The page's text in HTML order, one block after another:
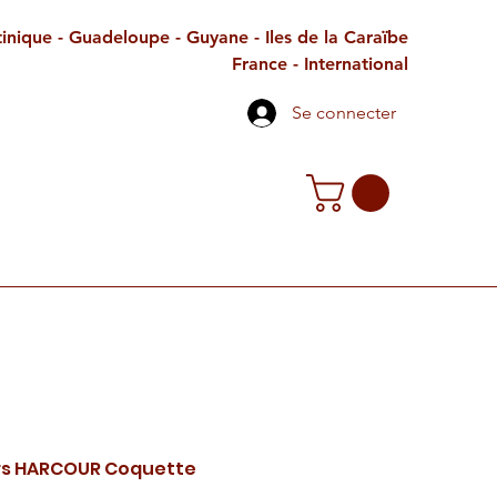
- Guadeloupe - Guyane - Iles de la Caraïbe
France - International
Se connecter
HARCOUR Coquette